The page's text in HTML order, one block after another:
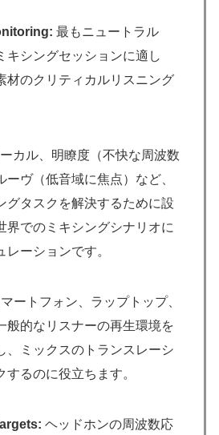
最もニュートラル
キシングセッションに適し
材のクリティカルリスニング
カル、明瞭度（不快な周波数
ーヴ（低音域に焦点）など、
グタスクを解決するために設
界でのミキシングシナリオに
レーションです。
ートフォン、ラップトップ、
般的なリスナーの再生環境を
、ミックスのトランスレーシ
するのに役立ちます。
ヘッドホンの周波数応